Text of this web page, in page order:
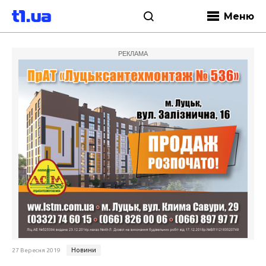
Меню
РЕКЛАМА
27 Вересня 2019 Новини